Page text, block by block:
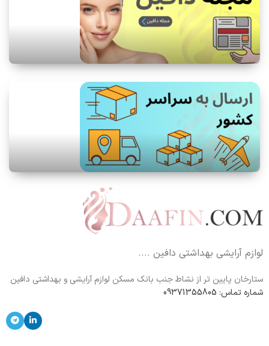
لوازم آرایشی بهداشتی دافین ....
ستارخان پایین تر از نشاط جنب بانک مسکن لوازم آرایشی و بهداشتی دافین
شماره تماس: 09371355805